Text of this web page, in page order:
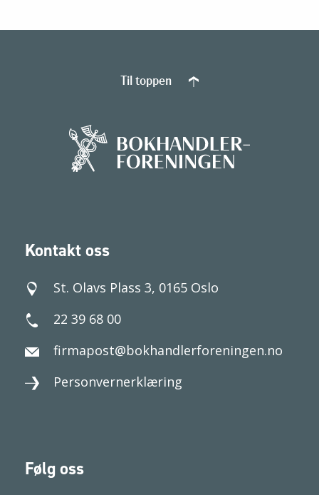
Kontakt oss
St. Olavs Plass 3, 0165 Oslo
22 39 68 00
firmapost@bokhandlerforeningen.no
Personvernerklæring
Følg oss
Til toppen